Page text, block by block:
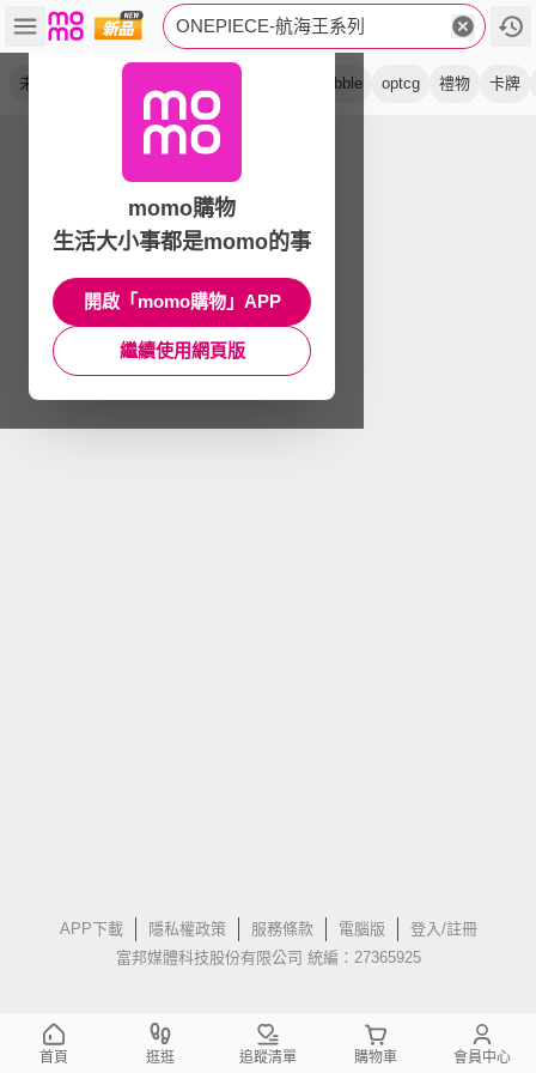
ONEPIECE-航海王系列
未拆封 dobble optcg 禮物 卡牌
APP下載 隱私權政策 服務條款 電腦版
登入/註冊
富邦媒體科技股份有限公司 統編：27365925
momo購物
生活大小事都是momo的事
開啟「momo購物」APP
繼續使用網頁版
首頁 逛逛 追蹤清單 購物車 會員中心